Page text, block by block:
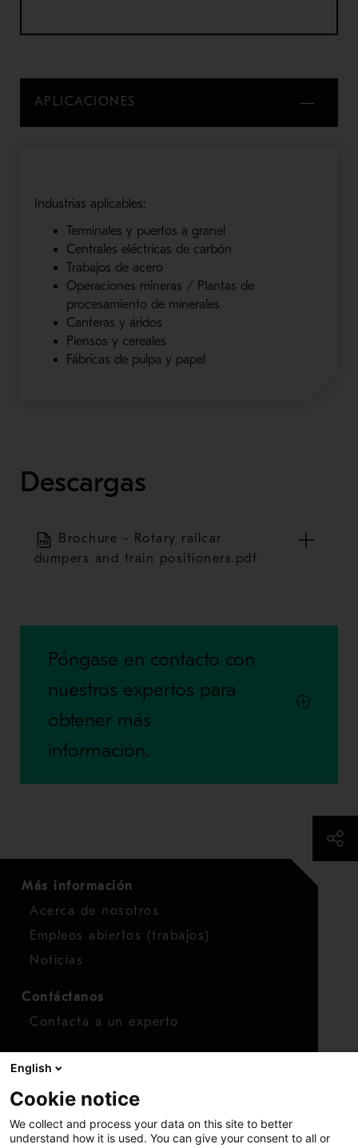
APLICACIONES
Industrias aplicables:
Terminales y puertos a granel
Centrales eléctricas de carbón
Trabajos de acero
Operaciones mineras / Plantas de
procesamiento de minerales
Canteras y áridos
Piensos y cereales
Fábricas de pulpa y papel
Descargas
Brochure - Rotary railcar
dumpers and train positioners.pdf
Póngase en contacto con
nuestros expertos para
obtener más
información.
Más información
Acerca de nosotros
Empleos abiertos (trabajos)
Noticias
Contáctanos
Contacta a un experto
Finanzas
Acciones
English
Cookie notice
We collect and process your data on this site to better
understand how it is used. You can give your consent to all or